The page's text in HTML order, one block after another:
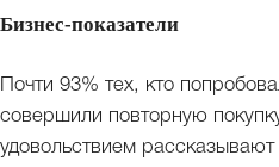
Бизнес-показатели
Почти 93% тех, кто
совершили повторную
удовольствием